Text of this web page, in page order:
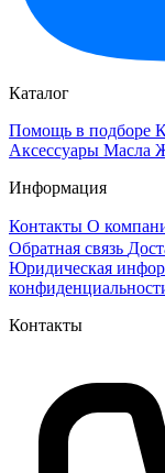
Каталог
Помощь в подборе
Аксессуары Масла
Информация
Контакты О
Обратная связь
Юридическая
Контакты